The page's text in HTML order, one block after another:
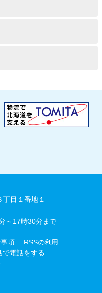
目１番地１
～17時30分まで
項
RSSの利用
で電話をする